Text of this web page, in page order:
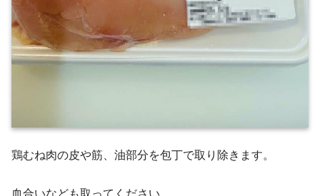
鶏むね肉の皮や筋、油部分を包丁で取り除きます。
血合いなども取ってください。